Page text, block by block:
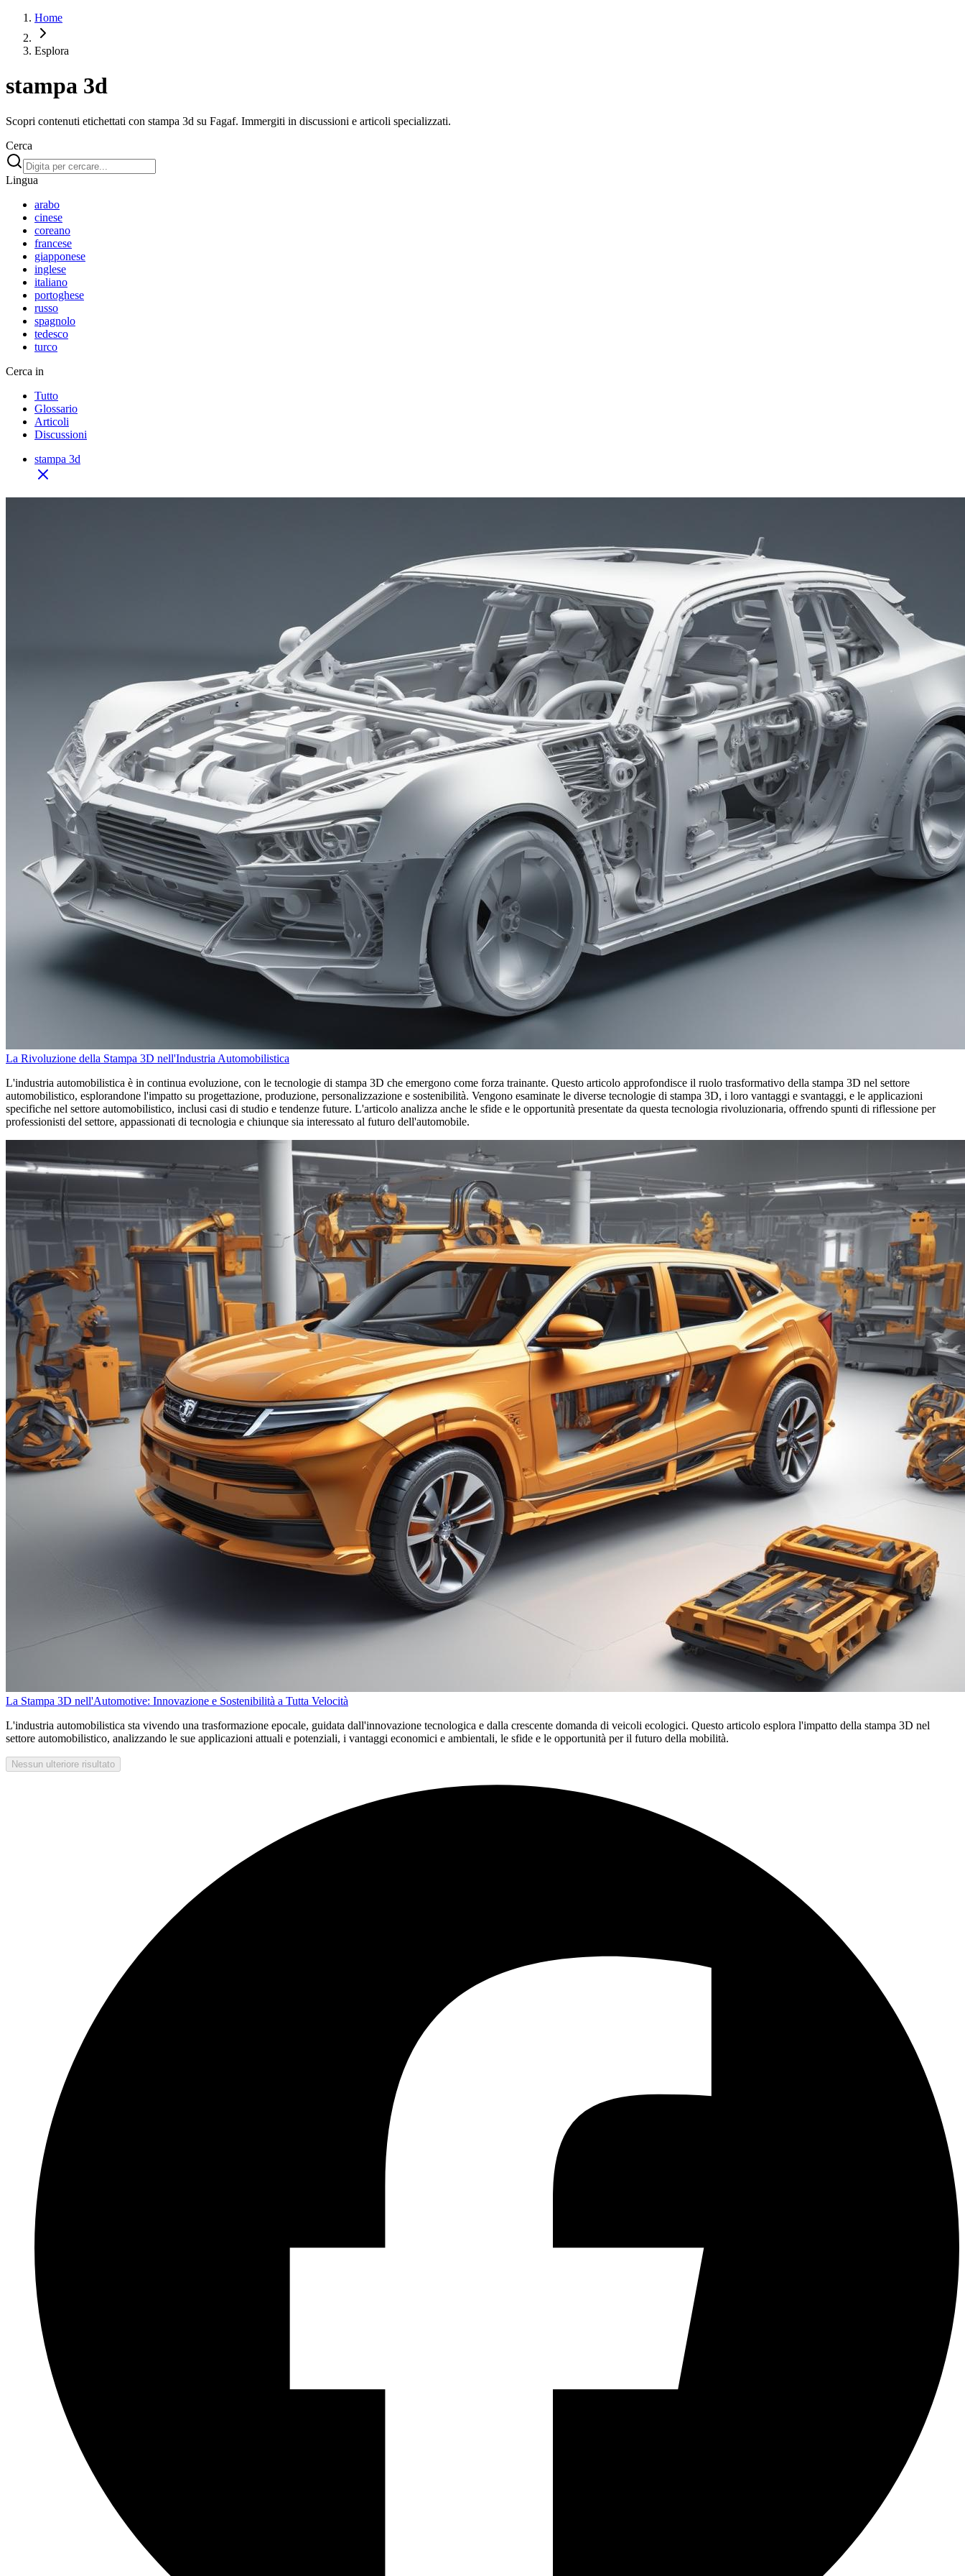
Home
Esplora
stampa 3d
Scopri contenuti etichettati con stampa 3d su Fagaf. Immergiti in discussioni e articoli specializzati.
Cerca
Lingua
arabo
cinese
coreano
francese
giapponese
inglese
italiano
portoghese
russo
spagnolo
tedesco
turco
Cerca in
Tutto
Glossario
Articoli
Discussioni
stampa 3d
La Rivoluzione della Stampa 3D nell'Industria Automobilistica
L'industria automobilistica è in continua evoluzione, con le tecnologie di stampa 3D che emergono come forza trainante. Questo articolo approfondisce il ruolo trasformativo della stampa 3D nel settore
automobilistico, esplorandone l'impatto su progettazione, produzione, personalizzazione e sostenibilità. Vengono esaminate le diverse tecnologie di stampa 3D, i loro vantaggi e svantaggi, e le applicazioni
specifiche nel settore automobilistico, inclusi casi di studio e tendenze future. L'articolo analizza anche le sfide e le opportunità presentate da questa tecnologia rivoluzionaria, offrendo spunti di riflessione per
professionisti del settore, appassionati di tecnologia e chiunque sia interessato al futuro dell'automobile.
La Stampa 3D nell'Automotive: Innovazione e Sostenibilità a Tutta Velocità
L'industria automobilistica sta vivendo una trasformazione epocale, guidata dall'innovazione tecnologica e dalla crescente domanda di veicoli ecologici. Questo articolo esplora l'impatto della stampa 3D nel
settore automobilistico, analizzando le sue applicazioni attuali e potenziali, i vantaggi economici e ambientali, le sfide e le opportunità per il futuro della mobilità.
Nessun ulteriore risultato